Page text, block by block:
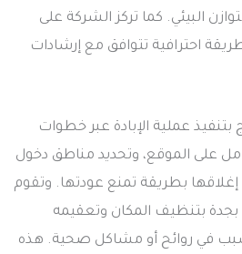
البيئي. كما تركز الشركة على
احترافية تتوافق مع إرشادات
بتنفيذ عملية الإبادة عبر خطوات
على الموقع، وتحديد مناطق دخول
بطريقة تمنع عودتها. وتقوم
بتنظيف المكان وتعقيمه
في روائح أو مشاكل صحية. هذه